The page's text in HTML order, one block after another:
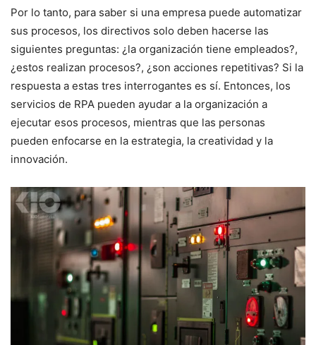
Por lo tanto, para saber si una empresa puede automatizar
sus procesos, los directivos solo deben hacerse las
siguientes preguntas: ¿la organización tiene empleados?,
¿estos realizan procesos?, ¿son acciones repetitivas? Si la
respuesta a estas tres interrogantes es sí. Entonces, los
servicios de RPA pueden ayudar a la organización a
ejecutar esos procesos, mientras que las personas
pueden enfocarse en la estrategia, la creatividad y la
innovación.